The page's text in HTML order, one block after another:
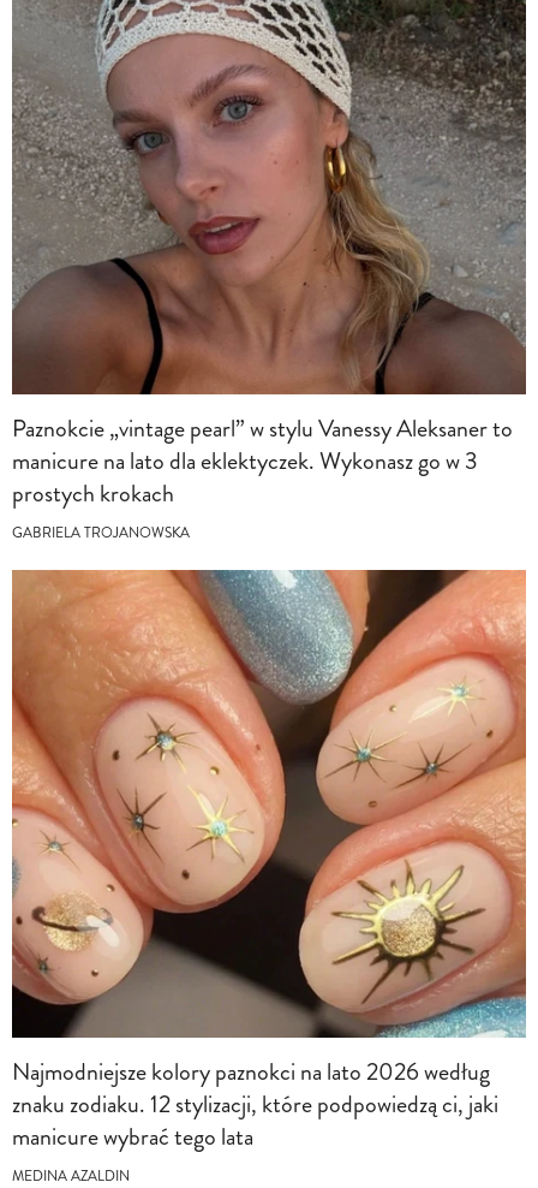
Paznokcie „vintage pearl” w stylu Vanessy Aleksaner to
manicure na lato dla eklektyczek. Wykonasz go w 3
prostych krokach
GABRIELA TROJANOWSKA
Najmodniejsze kolory paznokci na lato 2026 według
znaku zodiaku. 12 stylizacji, które podpowiedzą ci, jaki
manicure wybrać tego lata
MEDINA AZALDIN